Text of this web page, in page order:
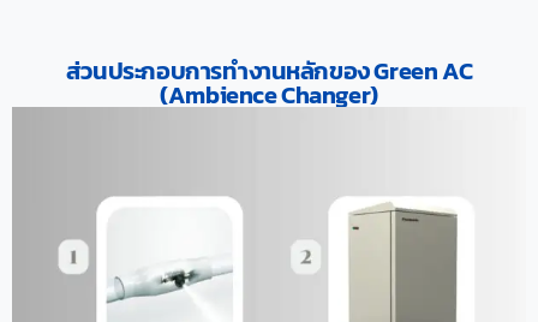
ส่วนประกอบการทำงานหลักของ Green AC
(Ambience Changer)